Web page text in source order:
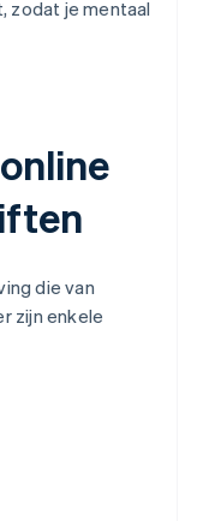
zodat je mentaal
die van
zijn enkele